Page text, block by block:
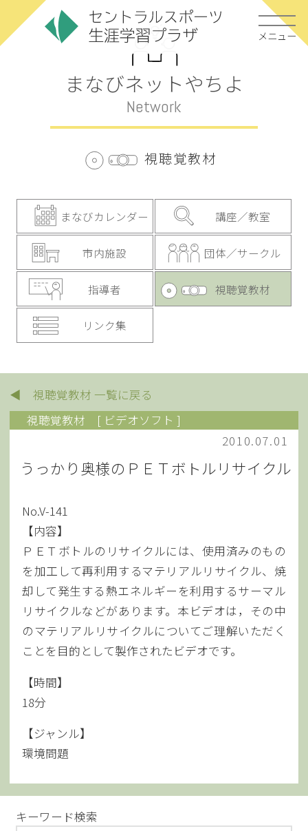
メニュー
まなびネットやちよ
Network
視聴覚教材
まなびカレンダー 講座／教室
市内施設 団体／サークル
指導者 視聴覚教材
リンク集
◀ 視聴覚教材 一覧に戻る
視聴覚教材
[ ビデオソフト ]
2010.07.01
うっかり奥様のＰＥＴボトルリサイクル
No.V-141
【内容】
ＰＥＴボトルのリサイクルには、使用済みのもの
を加工して再利用するマテリアルリサイクル、焼
却して発生する熱エネルギーを利用するサーマル
リサイクルなどがあります。本ビデオは，その中
のマテリアルリサイクルについてご理解いただく
ことを目的として製作されたビデオです。
【時間】
18分
【ジャンル】
環境問題
キーワード検索